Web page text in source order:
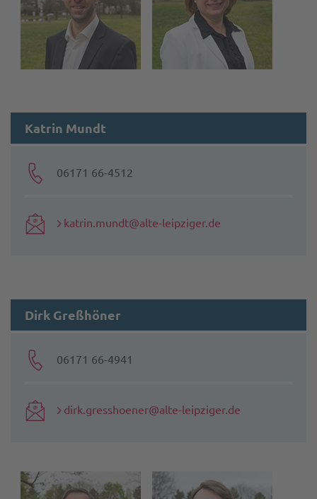
Katrin Mundt
06171 66-4512
katrin.mundt@alte-leipziger.de
Dirk Greßhöner
06171 66-4941
dirk.gresshoener@alte-leipziger.de